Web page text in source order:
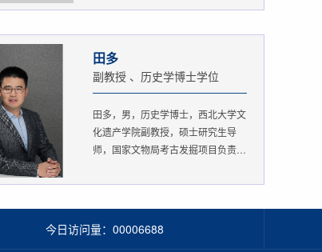
田多
副教授 、历史学博士学位
田多，男，历史学博士，西北大学文
化遗产学院副教授，硕士研究生导
师，国家文物局考古发掘项目负责
今日访问量： 00006688